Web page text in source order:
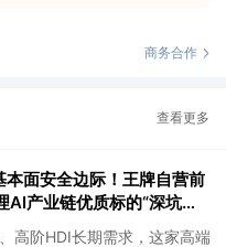
商务合作
查看更多
本面安全边际！王牌自营前
产业链优质标的“深坑起
高阶HDI长期需求，这家高端